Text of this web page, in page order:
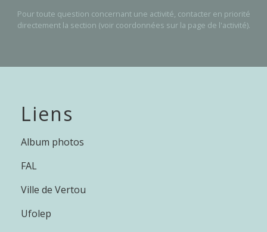
Pour toute question concernant une activité, contacter en priorité
directement la section (voir coordonnées sur la page de l'activité).
Liens
Album photos
FAL
Ville de Vertou
Ufolep